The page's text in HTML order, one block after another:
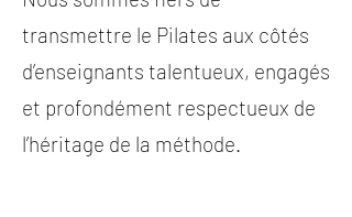
transmettre le Pilates aux côtés
d’enseignants talentueux, engagés
et profondément respectueux de
l’héritage de la méthode.